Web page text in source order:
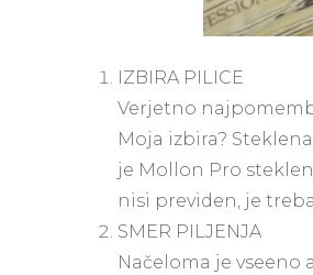
IZBIRA PILICE
Verjetno
Moja izbira?
je Mollon Pro
nisi previden, je
SMER PILJENJA
Načeloma je vseeno